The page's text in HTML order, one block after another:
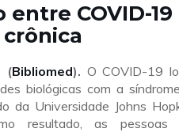
COVID-19
(Bibliomed). O COVID-19
biológicas com a
da Universidade Johns
resultado, as pessoas